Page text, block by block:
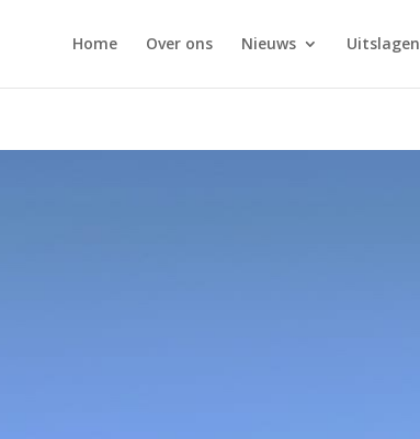
Home Over ons Nieuws Uitslagen